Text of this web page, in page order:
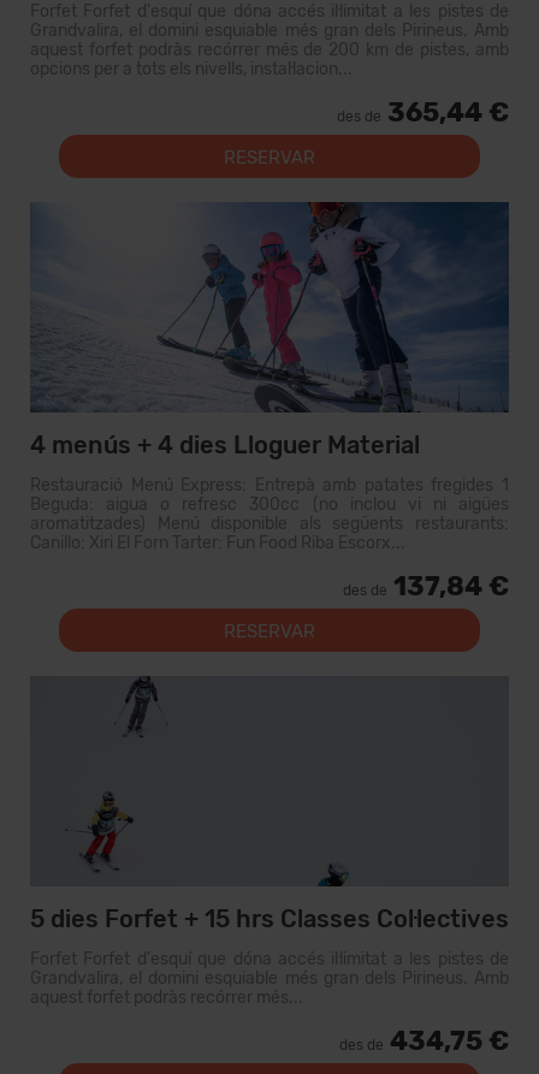
Forfet Forfet d'esquí que dóna accés il·limitat a les pistes de
Grandvalira, el domini esquiable més gran dels Pirineus. Amb
aquest forfet podràs recórrer més de 200 km de pistes, amb
opcions per a tots els nivells, instal·lacion...
des de 365,44 €
RESERVAR
4 menús + 4 dies Lloguer Material
Restauració Menú Express: Entrepà amb patates fregides 1
Beguda: aigua o refresc 300cc (no inclou vi ni aigües
aromatitzades) Menú disponible als següents restaurants:
Canillo: Xiri El Forn Tarter: Fun Food Riba Escorx...
des de 137,84 €
RESERVAR
5 dies Forfet + 15 hrs Classes Col·lectives
Forfet Forfet d'esquí que dóna accés il·limitat a les pistes de
Grandvalira, el domini esquiable més gran dels Pirineus. Amb
aquest forfet podràs recórrer més...
des de 434,75 €